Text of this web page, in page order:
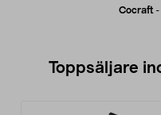
Cocraft -
Toppsäljare